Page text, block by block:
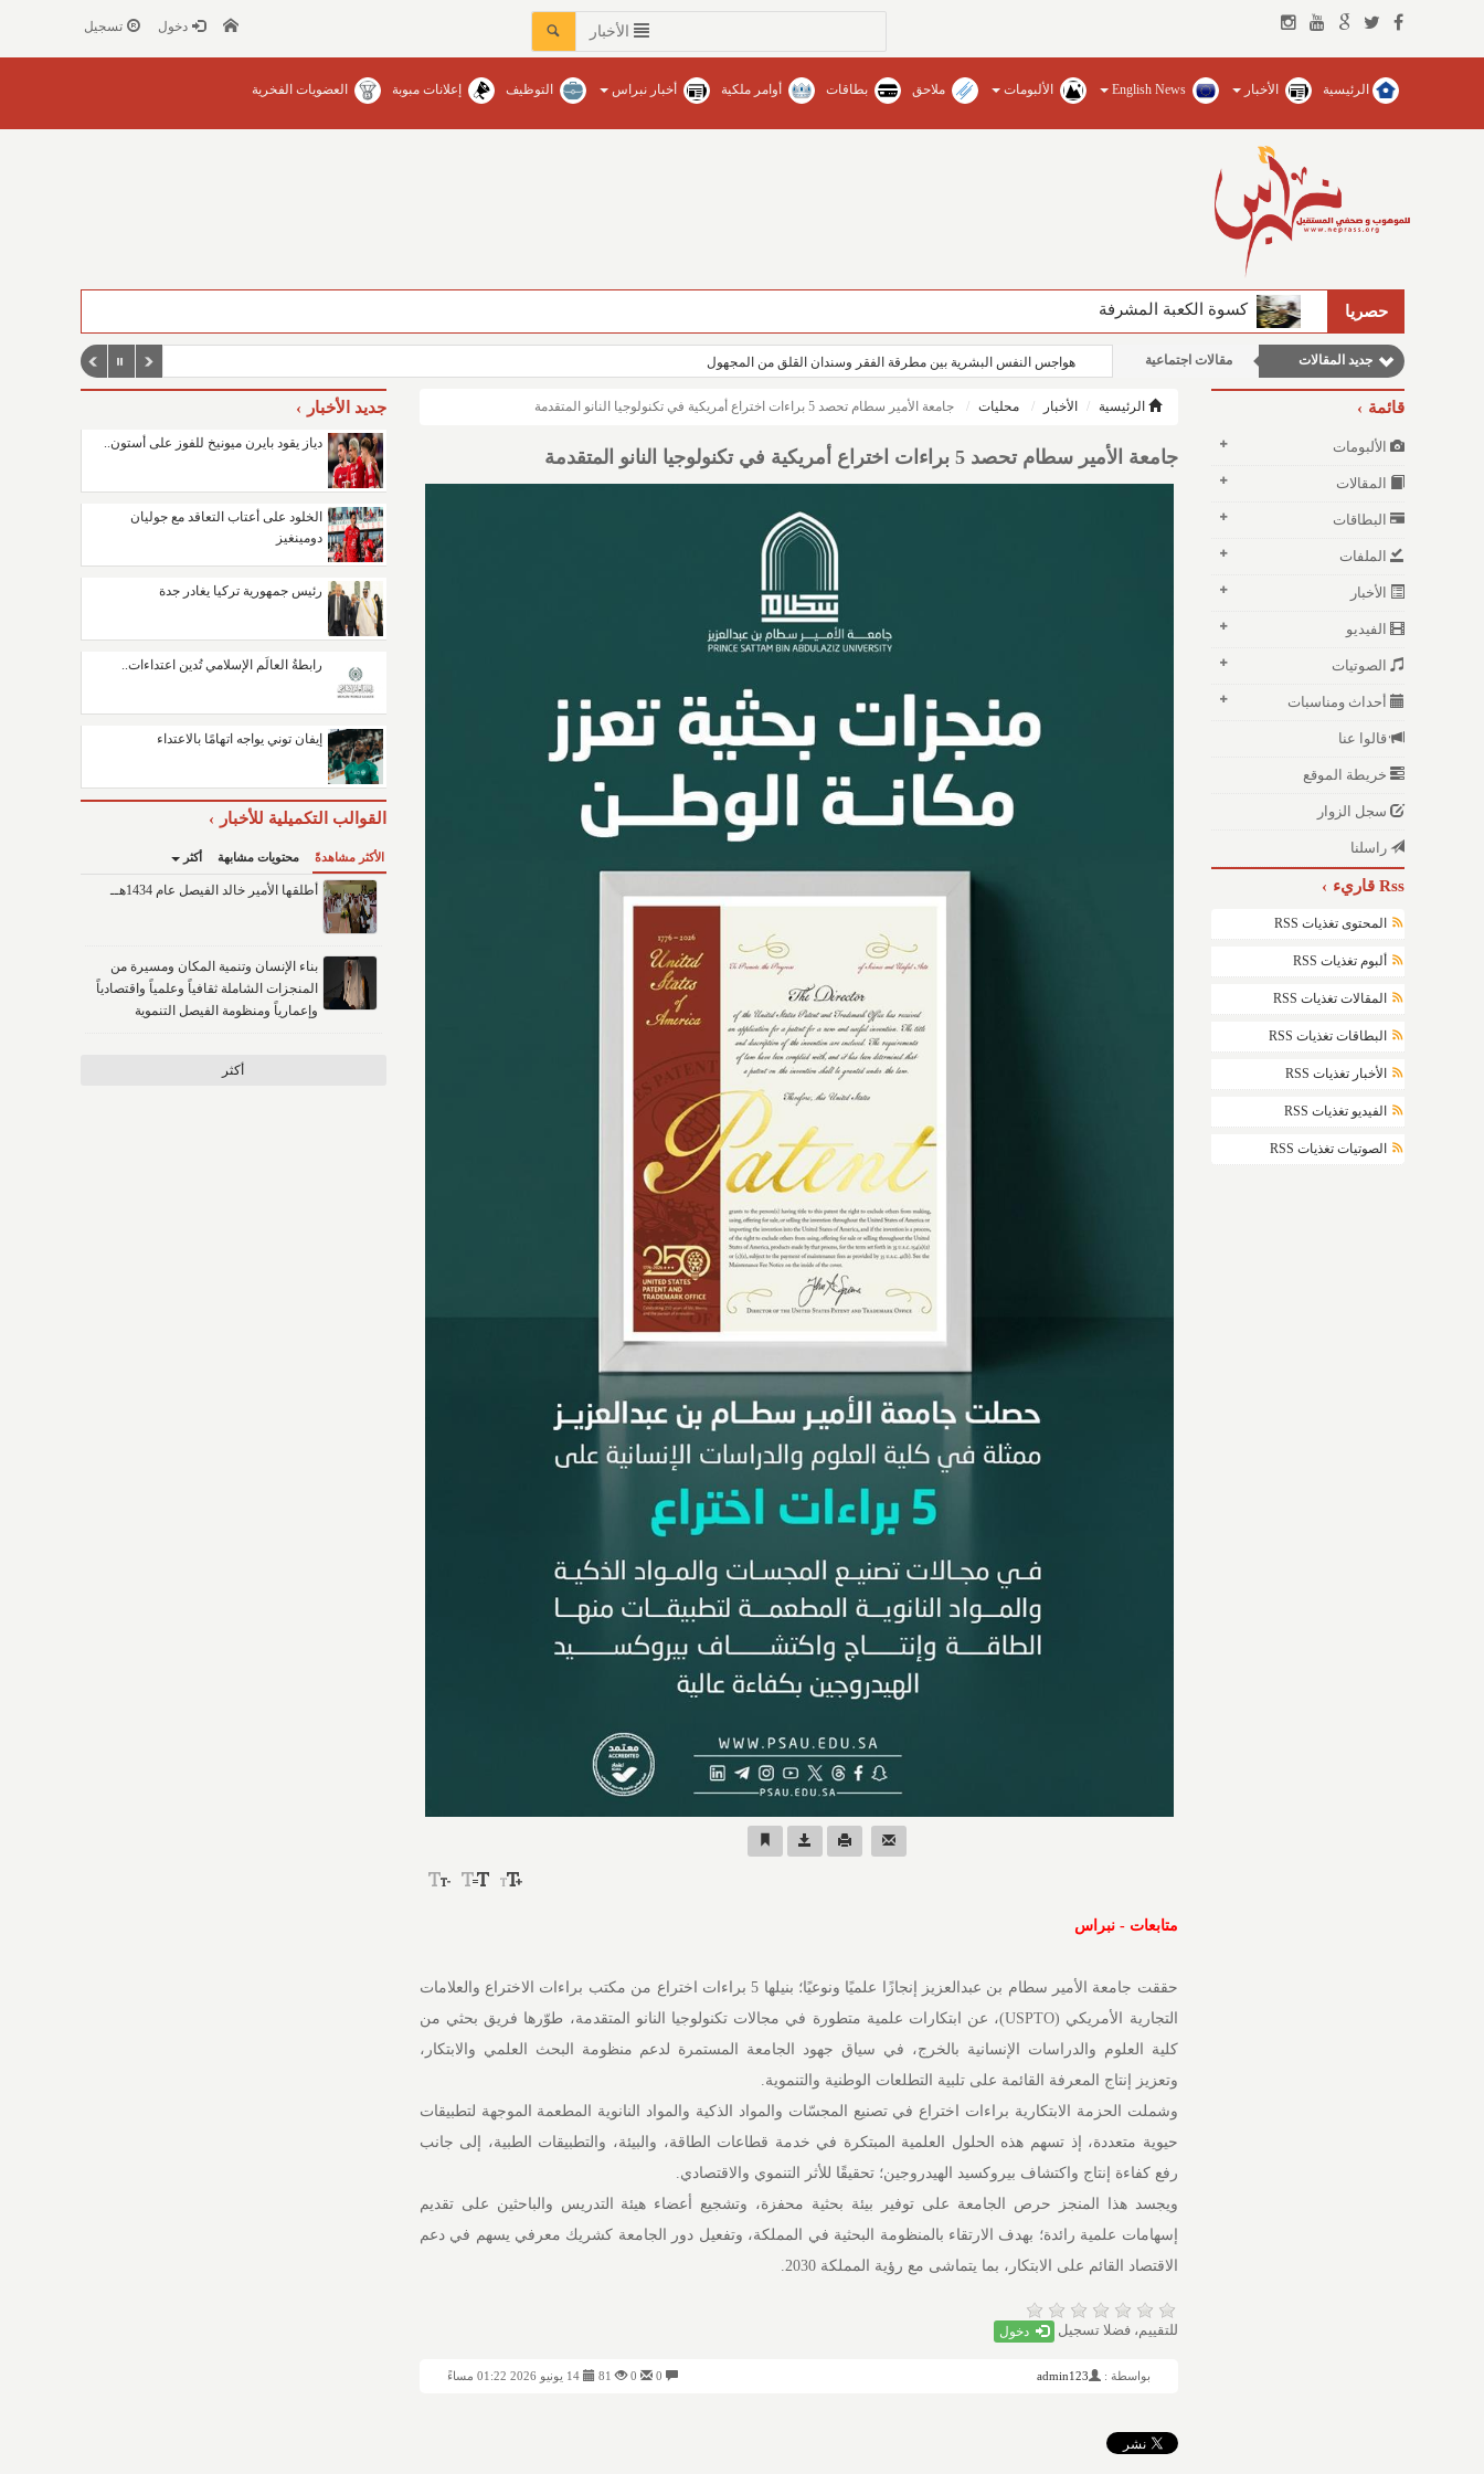
الأخبار دخول تسجيل
الرئيسية الأخبار English News الألبومات ملاحق بطاقات أوامر ملكية أخبار نبراس التوظيف إعلانات مبوبة العضويات الفخرية
حصريا كسوة الكعبة المشرفة
الفيصل يضخ المياه العذبة ويؤسس للجامعات في محافظات المنطقة‏ / نبراس - إنتصار عبدالله
جديد المقالات
مقالات علمية
نوافذ الثقافة و الأدب
مقالات اجتماعية هواجس النفس البشرية بين مطرقة الفقر وسندان القلق من المجهول
قائمة
الألبومات
المقالات
البطاقات
الملفات
الأخبار
الفيديو
الصوتيات
أحداث ومناسبات
قالوا عنا
خريطة الموقع
سجل الزوار
راسلنا
Rss قاريء
المحتوى تغذيات RSS
ألبوم تغذيات RSS
المقالات تغذيات RSS
البطاقات تغذيات RSS
الأخبار تغذيات RSS
الفيديو تغذيات RSS
الصوتيات تغذيات RSS
الرئيسية الأخبار محليات جامعة الأمير سطام تحصد 5 براءات اختراع أمريكية في تكنولوجيا النانو المتقدمة
جامعة الأمير سطام تحصد 5 براءات اختراع أمريكية في تكنولوجيا النانو المتقدمة
متابعات - نبراس
حققت جامعة الأمير سطام بن عبدالعزيز إنجازًا علميًا ونوعيًا؛ بنيلها 5 براءات اختراع من مكتب براءات الاختراع والعلامات
التجارية الأمريكي (USPTO)، عن ابتكارات علمية متطورة في مجالات تكنولوجيا النانو المتقدمة، طوّرها فريق بحثي من
كلية العلوم والدراسات الإنسانية بالخرج، في سياق جهود الجامعة المستمرة لدعم منظومة البحث العلمي والابتكار،
وتعزيز إنتاج المعرفة القائمة على تلبية التطلعات الوطنية والتنموية.
وشملت الحزمة الابتكارية براءات اختراع في تصنيع المجسّات والمواد الذكية والمواد النانوية المطعمة الموجهة لتطبيقات
حيوية متعددة، إذ تسهم هذه الحلول العلمية المبتكرة في خدمة قطاعات الطاقة، والبيئة، والتطبيقات الطبية، إلى جانب
رفع كفاءة إنتاج واكتشاف بيروكسيد الهيدروجين؛ تحقيقًا للأثر التنموي والاقتصادي.
ويجسد هذا المنجز حرص الجامعة على توفير بيئة بحثية محفزة، وتشجيع أعضاء هيئة التدريس والباحثين على تقديم
إسهامات علمية رائدة؛ بهدف الارتقاء بالمنظومة البحثية في المملكة، وتفعيل دور الجامعة كشريك معرفي يسهم في دعم
الاقتصاد القائم على الابتكار، بما يتماشى مع رؤية المملكة 2030.
للتقييم، فضلا تسجيل دخول
بواسطة : admin123
81 14 يونيو 2026 01:22 مساءً
جديد الأخبار
دياز يقود بايرن ميونيخ للفوز على أستون..
الخلود على أعتاب التعاقد مع جوليان
دومينغيز
رئيس جمهورية تركيا يغادر جدة
رابطةُ العالَم الإسلامي تُدين اعتداءات..
إيفان توني يواجه اتهامًا بالاعتداء
القوالب التكميلية للأخبار
الأكثر مشاهدةً محتويات مشابهة أكثر
أطلقها الأمير خالد الفيصل عام 1434هــ
بناء الإنسان وتنمية المكان ومسيرة من
المنجزات الشاملة ثقافياً وعلمياً واقتصادياً
وإعمارياً ومنظومة الفيصل التنموية
أكثر